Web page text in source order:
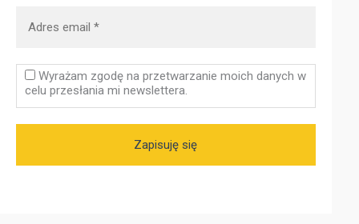
Wyrażam zgodę na przetwarzanie moich danych w
celu przesłania mi newslettera.